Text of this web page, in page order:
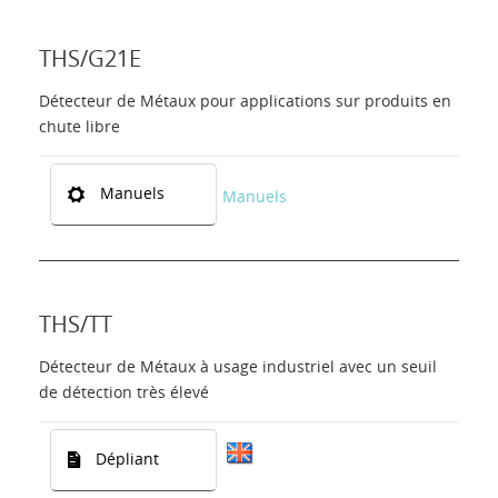
THS/G21E
Détecteur de Métaux pour applications sur produits en
chute libre
Manuels Manuels
THS/TT
Détecteur de Métaux à usage industriel avec un seuil
de détection très élevé
Dépliant